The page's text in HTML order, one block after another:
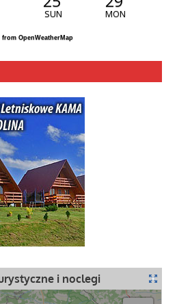
SUN MON
from OpenWeatherMap
i noclegi